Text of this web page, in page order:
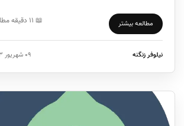
مطالعه بیشتر 📖 ۱۱ دقیقه مطالعه
نیلوفر زنگنه ۰۹ شهریور ۱۴۰۳